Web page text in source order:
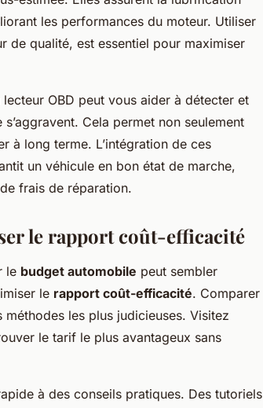
les performances du moteur. Utiliser
de qualité, est essentiel pour maximiser
OBD peut vous aider à détecter et
Cela permet non seulement
à long terme. L’intégration de ces
un véhicule en bon état de marche,
frais de réparation.
le rapport coût-efficacité
le budget automobile peut sembler
le rapport coût-efficacité. Comparer
méthodes les plus judicieuses. Visitez
le tarif le plus avantageux sans
à des conseils pratiques. Des tutoriels